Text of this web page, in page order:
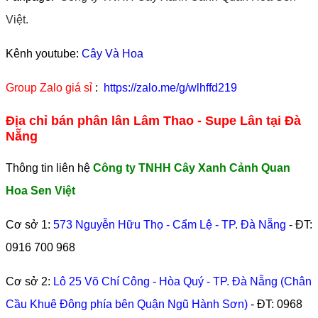
Việt.
Kênh youtube: Cây Và Hoa
Group Zalo giá sỉ : https://zalo.me/g/wlhffd219
Địa chỉ bán phân lân Lâm Thao - Supe Lân tại Đà
Nẵng
Thông tin liên hệ Công ty TNHH Cây Xanh Cảnh Quan
Hoa Sen Việt
Cơ sở 1: 573 Nguyễn Hữu Thọ - Cẩm Lệ - TP. Đà Nẵng - ĐT:
0916 700 968
Cơ sở 2: Lô 25 Võ Chí Công - Hòa Quý - TP. Đà Nẵng (Chân
Cầu Khuê Đông phía bên Quận Ngũ Hành Sơn) - ĐT: 0968